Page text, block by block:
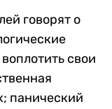
говорят о
свои
панический